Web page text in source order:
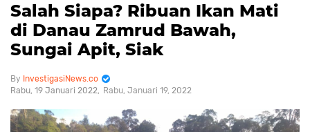
Salah Siapa? Ribuan Ikan Mati
di Danau Zamrud Bawah,
Sungai Apit, Siak
InvestigasiNews.co
Rabu, 19 Januari 2022
Rabu, Januari 19, 2022